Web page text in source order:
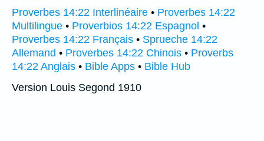
Proverbes 14:22 Interlinéaire • Proverbes 14:22
Multilingue • Proverbios 14:22 Espagnol •
Proverbes 14:22 Français • Sprueche 14:22
Allemand • Proverbes 14:22 Chinois • Proverbs
14:22 Anglais • Bible Apps • Bible Hub
Version Louis Segond 1910